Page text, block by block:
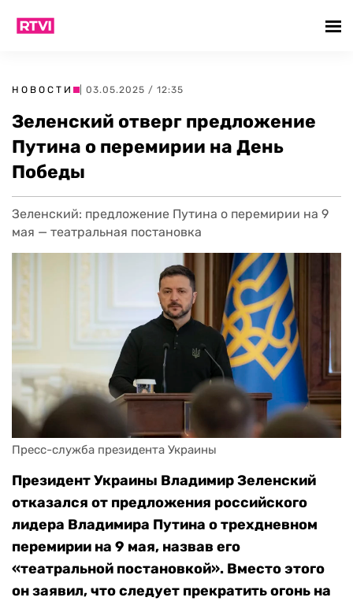
НОВОСТИ | 03.05.2025 / 12:35
Зеленский отверг предложение
Путина о перемирии на День
Победы
Зеленский: предложение Путина о перемирии на 9
мая — театральная постановка
Пресс-служба президента Украины
Президент Украины Владимир Зеленский
отказался от предложения российского
лидера Владимира Путина о трехдневном
перемирии на 9 мая, назвав его
«театральной постановкой». Вместо этого
он заявил, что следует прекратить огонь на